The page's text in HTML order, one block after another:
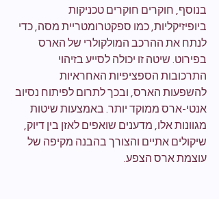
בנוסף, חוקרים חוקרים טכניקות
ביופיזיקליות, כמו ספקטרומטריית מסה, כדי
לנתח את ההרכב המולקולרי של הארס
בפירוט. שיטה זו יכולה לסייע בזיהוי
התרכובות הספציפיות האחראיות
להשפעות הארס, ובכך לתרום לפיתוח נסיוב
אנטי-ארס ממוקד יותר. באמצעות שיטות
מגוונות אלו, מדענים שואפים לאזן בין דיוק,
שיקולים אתיים והצורך בהבנה מקיפה של
עוצמת ארס הצפע.